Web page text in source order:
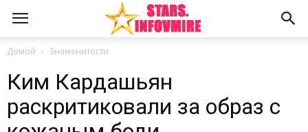
Домой Знаменитости
Ким Кардашьян
раскритиковали за образ с